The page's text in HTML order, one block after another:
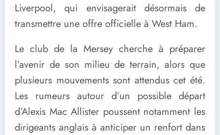
Liverpool, qui envisagerait désormais de
transmettre une offre officielle à West Ham.
Le club de la Mersey cherche à préparer
l’avenir de son milieu de terrain, alors que
plusieurs mouvements sont attendus cet été.
Les rumeurs autour d’un possible départ
d’Alexis Mac Allister poussent notamment les
dirigeants anglais à anticiper un renfort dans